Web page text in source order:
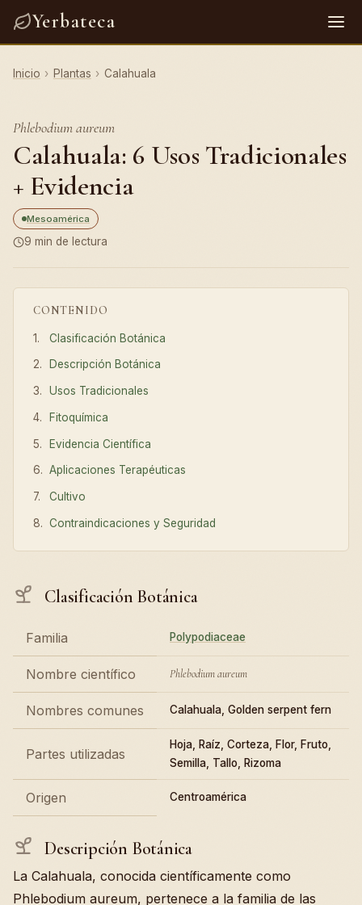
Yerbateca
Inicio › Plantas › Calahuala
Phlebodium aureum
Calahuala: 6 Usos Tradicionales
+ Evidencia
Mesoamérica
9 min de lectura
CONTENIDO
Clasificación Botánica
Descripción Botánica
Usos Tradicionales
Fitoquímica
Evidencia Científica
Aplicaciones Terapéuticas
Cultivo
Contraindicaciones y Seguridad
Clasificación Botánica
Familia Polypodiaceae
Nombre científico Phlebodium aureum
Nombres comunes Calahuala, Golden serpent fern
Partes utilizadas
Hoja, Raíz, Corteza, Flor, Fruto,
Semilla, Tallo, Rizoma
Origen Centroamérica
Descripción Botánica
La Calahuala, conocida científicamente como
Phlebodium aureum, pertenece a la familia de las